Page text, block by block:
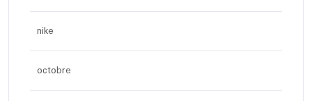
nike
octobre